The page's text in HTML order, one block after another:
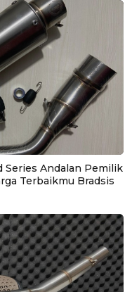
Series Andalan Pemilik
Terbaikmu Bradsis